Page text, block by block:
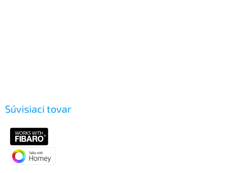
Súvisiaci tovar